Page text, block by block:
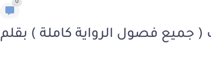
0
( جميع فصول الرواية كاملة ) بقلم